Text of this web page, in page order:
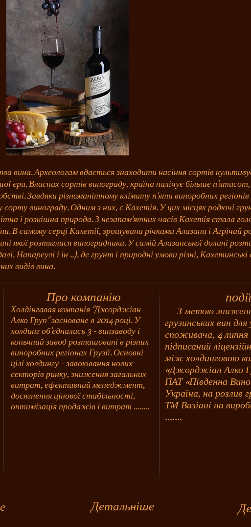
вина. Археологам вдається знаходити насіння сортів
ери. Власних сортів винограду, країна налічує більше п'ятисот,
Завдяки різноманітному клімату п'яти виноробних регіонів
винограду. Одним з них, є Кахетія. У цих місцях родючі
і розкішна природа. З незапам'ятних часів Кахетія стала
В самому серці Кахетії, зрошувана річками Алазани і Агрічай
якої розтяглися виноградники. У самій Алазанської долині
Напареулі і ін ..), де грунт і природні умови різні, Кахетинські
видів вина.
події
З метою
грузинських вин для
споживача, 4 липня
підписаний
між холдинговою
«Джорджіан Алко
ПАТ «Південна
Україна, на розлив
ТМ Вазіані на
.......
Про компанію
Холдінгавая компанія "Джорджіан
Алко Груп" засноване в 2014 році. У
холдинг об'єднались 3 - винзаводу і
коньчний завод розташовані в різних
виноробних регіонах Грузії. Основні
цілі холдингу - завоювання нових
секторів ринку, зниження загальних
витрат, ефективний менеджмент,
досягнення цінової стабільності,
оптимізація продажів і витрат ........
Детальніше